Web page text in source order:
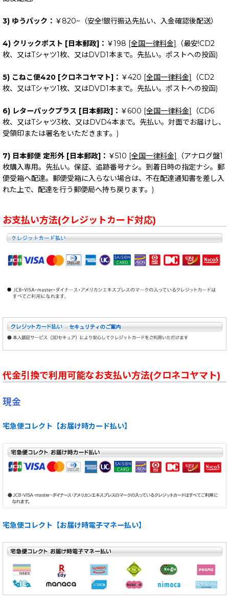
3) ゆうパック： ￥820~（安全!銀行振込先払い、入金確認後配送）
4) クリックポスト [日本郵政]： ￥198 [全国一律料金]
（最安!CD2
枚、又はTシャツ1枚、又はDVD1本まで。先払い。ポストへの投函)
5) こねこ便420 [クロネコヤマト]： ￥420 [全国一律料金]
（CD2
枚、又はTシャツ1枚、又はDVD1本まで。先払い。ポストへの投函)
6) レターパックプラス [日本郵政]： ￥600 [全国一律料金]
（CD6
枚、又はTシャツ3枚、又はDVD4本まで。先払い。対面でお届けし、
受領印または署名をいただきます。)
7) 日本郵便 定形外 [日本郵政]： ￥510 [全国一律料金]
（アナログ盤1
枚購入専用。先払い。保証、追跡番号ナシ。到着日時の指定ナシ。郵
便受箱へ配達。郵便受箱に入らない場合は、不在配達通知書を差し入
れた上で、配達を行う郵便局へ持ち戻ります。)
お支払い方法(クレジットカード対応)
代金引換で利用可能なお支払い方法(クロネコヤマト)
現金
宅急便コレクト【お届け時カード払い】
宅急便コレクト【お届け時電子マネー払い】